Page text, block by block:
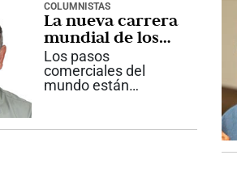
COLUMNISTAS
La nueva carrera
mundial de los
28K
Los pasos
comerciales del
mundo están
en este inicio de